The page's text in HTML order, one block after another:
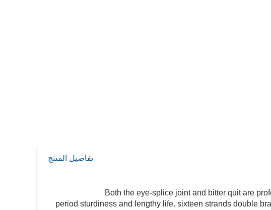
تفاصيل المنتج
Both the eye-splice joint and bitter quit are
period sturdiness and lengthy life. sixteen strands double